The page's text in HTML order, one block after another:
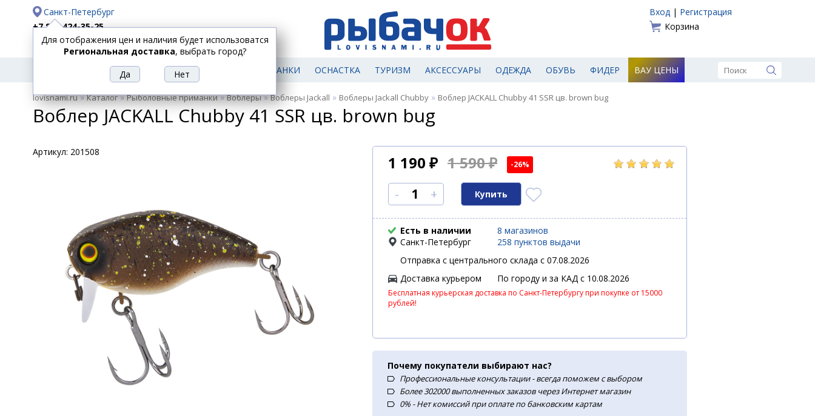
Санкт-Петербург
+7 812 424-35-25
Доставка
Оплата
Вход | Регистрация
Корзина
Для отображения цен и наличия будет использоватся
Региональная доставка, выбрать город?
РЫБОЛОВНЫЕ
ТОВАРЫ
СПИННИНГИ КАТУШКИ ПРИМАНКИ ОСНАСТКА ТУРИЗМ АКСЕССУАРЫ ОДЕЖДА ОБУВЬ ФИДЕР ВАУ ЦЕНЫ
lovisnami.ru»Каталог»Рыболовные приманки»Воблеры»Воблеры Jackall » Воблеры Jackall Chubby » Воблер JACKALL Chubby 41 SSR цв. brown bug
Воблер JACKALL Chubby 41 SSR цв. brown bug
Артикул: 201508
1 190 ₽ 1 590 ₽ -26%
- +
Есть в наличии
8 магазинов
Санкт-Петербург
258 пунктов выдачи
Отправка с центрального склада с 07.08.2026
Доставка курьером
По городу и за КАД c 10.08.2026
Бесплатная курьерская доставка по Санкт-Петербургу при покупке от 15000
рублей!
Почему покупатели выбирают нас?
Профессиональные консультации - всегда поможем с выбором
Более 302000 выполненных заказов через Интернет магазин
0% - Нет комиссий при оплате по банковским картам